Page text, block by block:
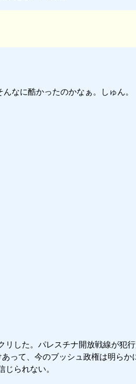
なに酷かったのかなぁ。しゅん。
した。パレスチナ開放戦線が犯
って、今のブッシュ政権は明らか
られない。